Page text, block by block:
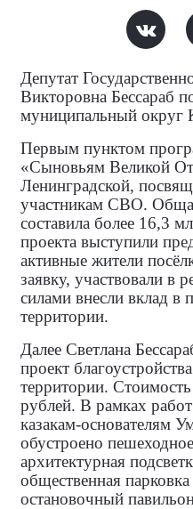
Депутат
Викторовна Бессараб
муниципальный округ
Первым пунктом
«Сыновьям Великой
Ленинградской,
участникам СВО.
составила более 16,3
проекта выступили
активные жители
заявку, участвовали в
силами внесли вклад в
территории.
Далее Светлана
проект
территории.
рублей. В рамках
казакам‑основателям
обустроено
архитектурная
общественная
остановочный